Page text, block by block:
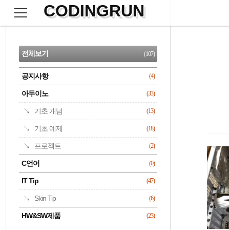
으
CODINGRUN
CATEGORY
전체보기 (107)
공지사항 (4)
아두이노 (33)
기초 개념 (13)
기초 예제 (18)
프로젝트 (2)
C언어 (0)
IT Tip (47)
Skin Tip (6)
HW&SW제품 (23)
검